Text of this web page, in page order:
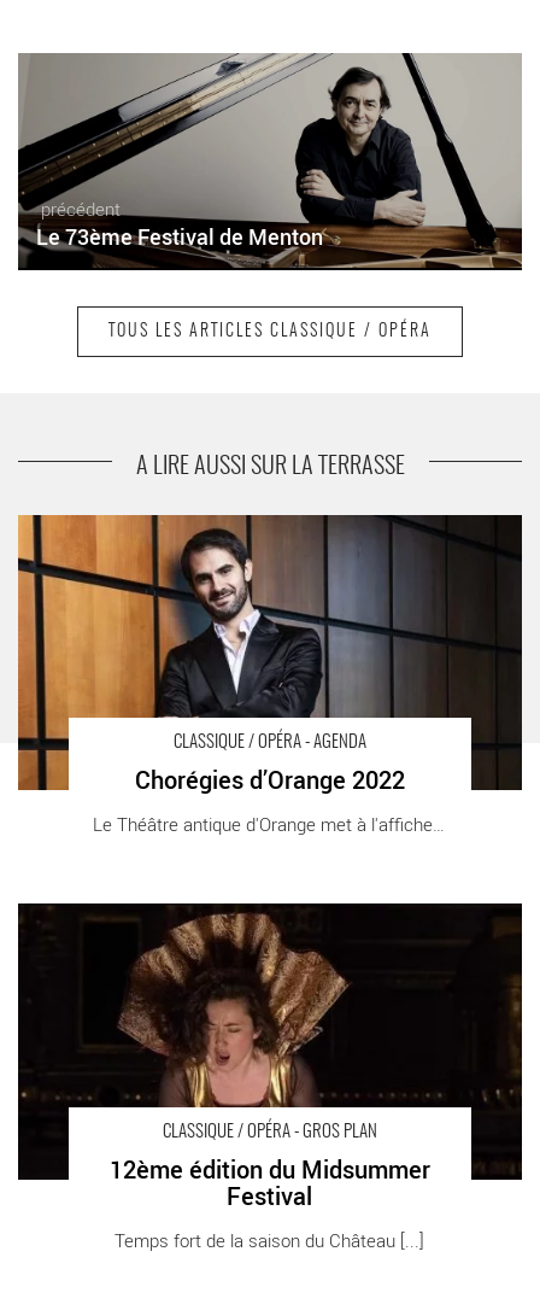
précédent
Le 73ème Festival de Menton
Chopin au jardin 2022
TOUS LES ARTICLES CLASSIQUE / OPÉRA
A LIRE AUSSI SUR LA TERRASSE
CLASSIQUE / OPÉRA - AGENDA
Chorégies d’Orange 2022
Le Théâtre antique d'Orange met à l'affiche [...]
Chorégies d’Orange 2022 - Critique sortie Classique / Opéra
Orange
CLASSIQUE / OPÉRA - GROS PLAN
12ème édition du Midsummer
Festival
Temps fort de la saison du Château [...]
12ème édition du Midsummer Festival - Critique sortie
Classique / Opéra Condette Château d'Hardelot